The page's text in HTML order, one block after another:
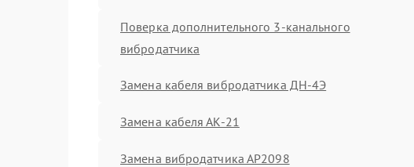
Поверка дополнительного 3-канального
вибродатчика
Замена кабеля вибродатчика ДН-4Э
Замена кабеля АК-21
Замена вибродатчика АР2098